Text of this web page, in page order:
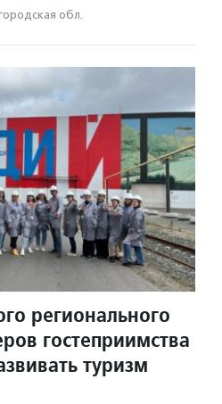
обл.
регионального
гостеприимства
туризм